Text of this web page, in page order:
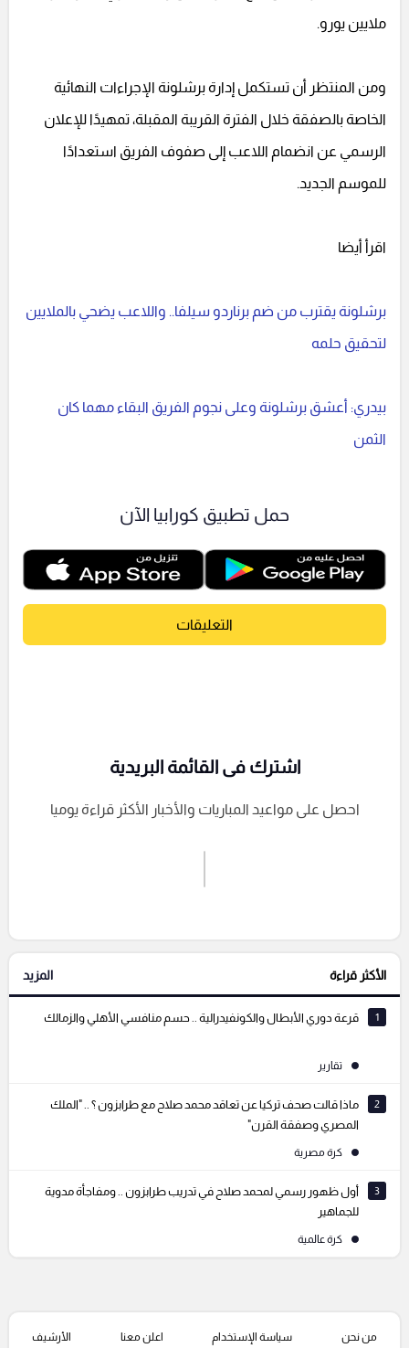
ملايين يورو.
ومن المنتظر أن تستكمل إدارة برشلونة الإجراءات النهائية
الخاصة بالصفقة خلال الفترة القريبة المقبلة، تمهيدًا للإعلان
الرسمي عن انضمام اللاعب إلى صفوف الفريق استعدادًا
للموسم الجديد.
اقرأ أيضا
برشلونة يقترب من ضم برناردو سيلفا.. واللاعب يضحي بالملايين
لتحقيق حلمه
بيدري: أعشق برشلونة وعلى نجوم الفريق البقاء مهما كان
الثمن
حمل تطبيق كورابيا الآن
التعليقات
إرسال تعليق
التعليقات السابقة
اشترك فى القائمة البريدية
احصل على مواعيد المباريات والأخبار الأكثر قراءة يوميا
الأكثر قراءة المزيد
1 قرعة دوري الأبطال والكونفيدرالية .. حسم منافسي الأهلي والزمالك
تقارير
2
ماذا قالت صحف تركيا عن تعاقد محمد صلاح مع طرابزون ؟ .. "الملك
المصري وصفقة القرن"
كرة مصرية
3
أول ظهور رسمي لمحمد صلاح في تدريب طرابزون .. ومفاجأة مدوية
للجماهير
كرة عالمية
من نحن سياسة الإستخدام اعلن معنا الأرشيف